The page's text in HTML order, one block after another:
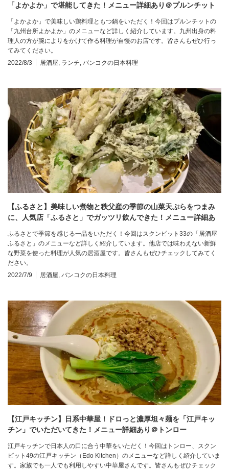
「よかよか」で堪能してきた！メニュー詳細あり＠プルンチット
「よかよか」で美味しい鶏料理ともつ鍋をいただく！今回はプルンチットの
「九州台所よかよか」のメニューなど詳しく紹介しています。九州出身の料
理人の方が腕によりをかけて作る料理が自慢のお店です。皆さんもぜひ行っ
てみてください。
2022/8/3
居酒屋 ランチ バンコクの日本料理
【ふるさと】美味しい煮物と秩父産の季節の山菜天ぷらをつまみ
に、人気店「ふるさと」でガッツリ飲んできた！メニュー詳細あ
ふるさとで季節を感じる一品をいただく！今回はスクンビット33の「居酒屋
ふるさと」のメニューなど詳しく紹介しています。他店では味わえない新鮮
な野菜を使った料理が人気の居酒屋です。皆さんもぜひチェックしてみてく
ださい。
2022/7/9
居酒屋 バンコクの日本料理
【江戸キッチン】日系中華屋！ドロっと濃厚坦々麺を「江戸キッ
チン」でいただいてきた！メニュー詳細あり＠トンロー
江戸キッチンで日本人の口に合う中華をいただく！今回はトンロー、スクン
ビット49の江戸キッチン（Edo Kitchen）のメニューなど詳しく紹介していま
す。家族でも一人でも利用しやすい中華屋さんです。皆さんもぜひチェック